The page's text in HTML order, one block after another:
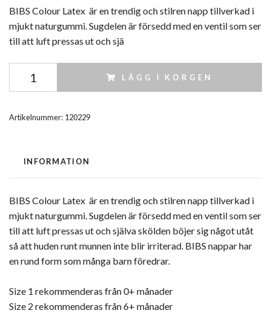
BIBS Colour Latex är en trendig och stilren napp tillverkad i
mjukt naturgummi. Sugdelen är försedd med en ventil som ser
till att luft pressas ut och sjä
LÄGG I KORGEN
Artikelnummer: 120229
INFORMATION
BIBS Colour Latex är en trendig och stilren napp tillverkad i
mjukt naturgummi. Sugdelen är försedd med en ventil som ser
till att luft pressas ut och själva skölden böjer sig något utåt
så att huden runt munnen inte blir irriterad. BIBS nappar har
en rund form som många barn föredrar.
Size 1 rekommenderas från 0+ månader
Size 2 rekommenderas från 6+ månader